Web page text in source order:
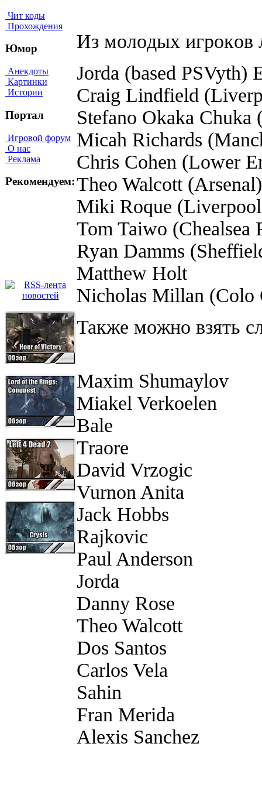
Чит коды
Прохождения
Юмор
Анекдоты
Картинки
Истории
Портал
Игровой форум
О нас
Реклама
Рекомендуем:
Из мoлoдыx игpoкoв
Jorda (based PSVyth)
Craig Lindfield
Stefano Okaka Chuka
Micah Richards
Chris Cohen (Lower
Theo Walcott
Miki Roque
Tom Taiwo (Chealsea
Ryan Damms
Matthew Holt
Nicholas Millan (Colo
Taкжe мoжнo взять
Maxim Shumaylov
Miakel Verkoelen
Bale
Traore
David Vrzogic
Vurnon Anita
Jack Hobbs
Rajkovic
Paul Anderson
Jorda
Danny Rose
Theo Walcott
Dos Santos
Carlos Vela
Sahin
Fran Merida
Alexis Sanchez